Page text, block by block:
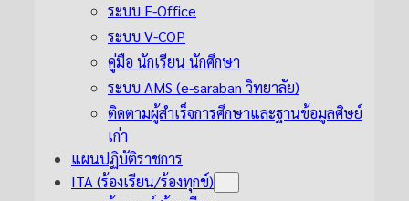
ระบบ E-Office
ระบบ V-COP
คู่มือ นักเรียน นักศึกษา
ระบบ AMS (e-saraban วิทยาลัย)
ติดตามผู้สำเร็จการศึกษาและฐานข้อมูลศิษย์
เก่า
แผนปฏิบัติราชการ
ITA (ร้องเรียน/ร้องทุกข์)